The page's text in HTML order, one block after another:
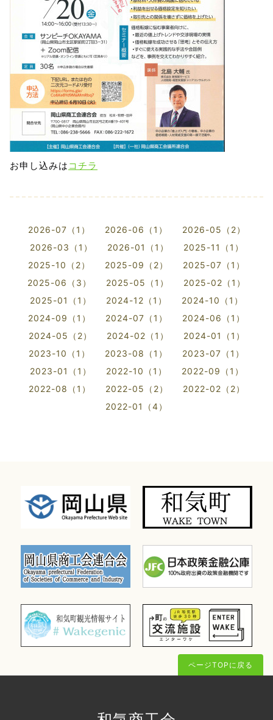
お申し込みは コチラ
2026-07（1） 2026-06（1）
2026-05（2）
2026-03（1）
2026-01（1）
2025-11（1）
2025-10（2）
2025-09（2）
2025-07（1）
2025-06（3）
2025-05（1）
2025-02（1）
2025-01（1）
2024-12（1）
2024-10（1）
2024-09（1）
2024-07（1）
2024-06（1）
2024-05（2）
2024-02（1）
2024-01（1）
2023-10（1）
2023-08（1）
2023-07（1）
2023-01（1）
2022-10（1）
2022-09（1）
2022-08（1）
2022-05（2）
2022-02（2）
2022-01（4）
ページTOPに戻る